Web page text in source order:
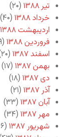
تیر ۱۳۸۸
(۲۰)
خرداد ۱۳۸۸
(۴۰)
اردیبهشت ۱۳۸۸
فروردین ۱۳۸۸
(۱۹)
اسفند ۱۳۸۷
(۲۰)
بهمن ۱۳۸۷
(۱۷)
دی ۱۳۸۷
(۱۸)
آذر ۱۳۸۷
(۲۱)
آبان ۱۳۸۷
(۳۳)
مهر ۱۳۸۷
(۳۴)
شهریور ۱۳۸۷
(۴۶)